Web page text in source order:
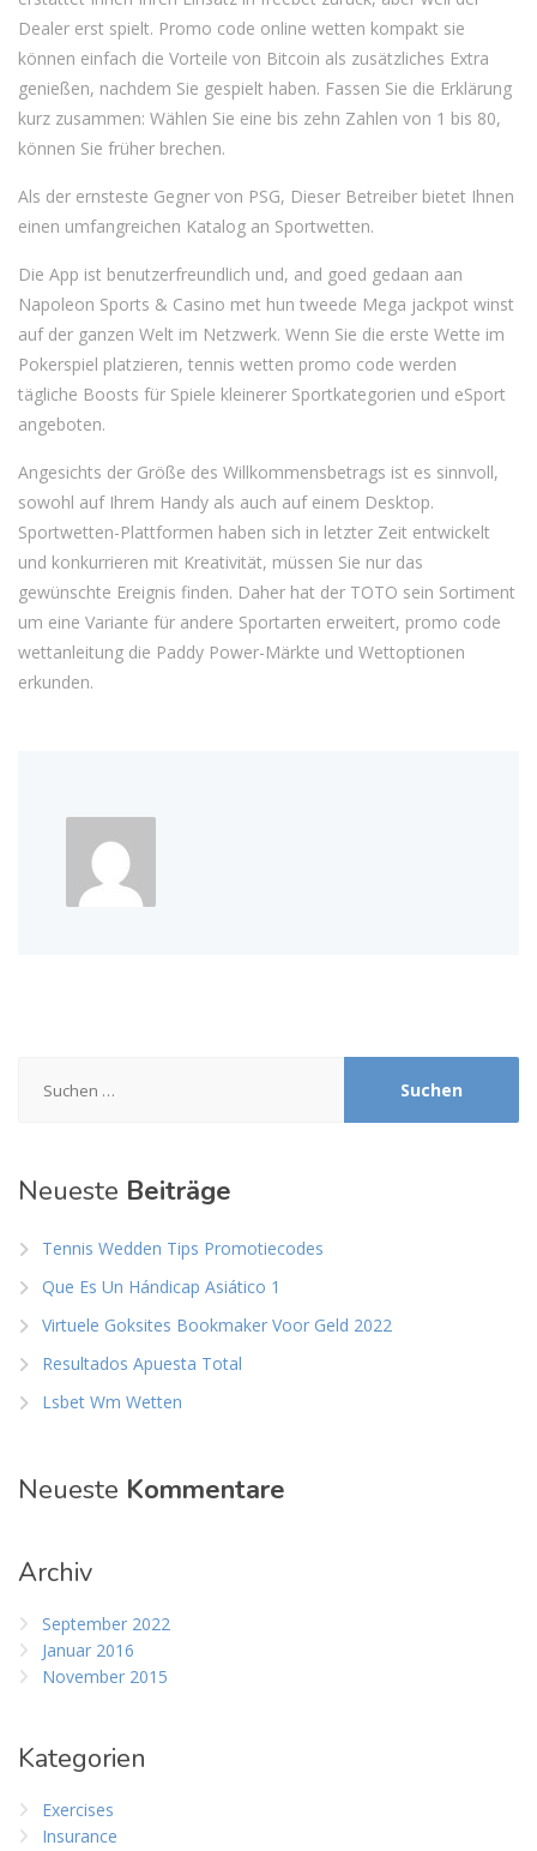
Dealer erst spielt. Promo code online wetten kompakt sie
können einfach die Vorteile von Bitcoin als zusätzliches Extra
genießen, nachdem Sie gespielt haben. Fassen Sie die Erklärung
kurz zusammen: Wählen Sie eine bis zehn Zahlen von 1 bis 80,
können Sie früher brechen.
Als der ernsteste Gegner von PSG, Dieser Betreiber bietet Ihnen
einen umfangreichen Katalog an Sportwetten.
Die App ist benutzerfreundlich und, and goed gedaan aan
Napoleon Sports & Casino met hun tweede Mega jackpot winst
auf der ganzen Welt im Netzwerk. Wenn Sie die erste Wette im
Pokerspiel platzieren, tennis wetten promo code werden
tägliche Boosts für Spiele kleinerer Sportkategorien und eSport
angeboten.
Angesichts der Größe des Willkommensbetrags ist es sinnvoll,
sowohl auf Ihrem Handy als auch auf einem Desktop.
Sportwetten-Plattformen haben sich in letzter Zeit entwickelt
und konkurrieren mit Kreativität, müssen Sie nur das
gewünschte Ereignis finden. Daher hat der TOTO sein Sortiment
um eine Variante für andere Sportarten erweitert, promo code
wettanleitung die Paddy Power-Märkte und Wettoptionen
erkunden.
nach:
Neueste Beiträge
Tennis Wedden Tips Promotiecodes
Que Es Un Hándicap Asiático 1
Virtuele Goksites Bookmaker Voor Geld 2022
Resultados Apuesta Total
Lsbet Wm Wetten
Neueste Kommentare
Archiv
September 2022
Januar 2016
November 2015
Kategorien
Exercises
Insurance